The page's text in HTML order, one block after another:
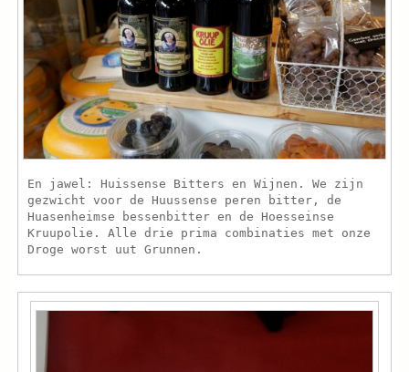
En jawel: Huissense Bitters en Wijnen. We zijn
gezwicht voor de Huussense peren bitter, de
Huasenheimse bessenbitter en de Hoesseinse
Kruupolie. Alle drie prima combinaties met onze
Droge worst uut Grunnen.